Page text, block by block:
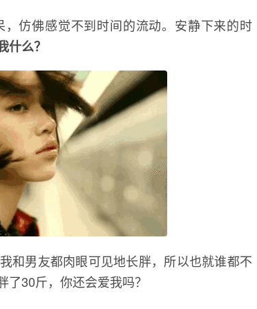
仿佛感觉不到时间的流动。安静下来的时
什么？
和男友都肉眼可见地长胖，所以也就谁都不
30斤，你还会爱我吗？